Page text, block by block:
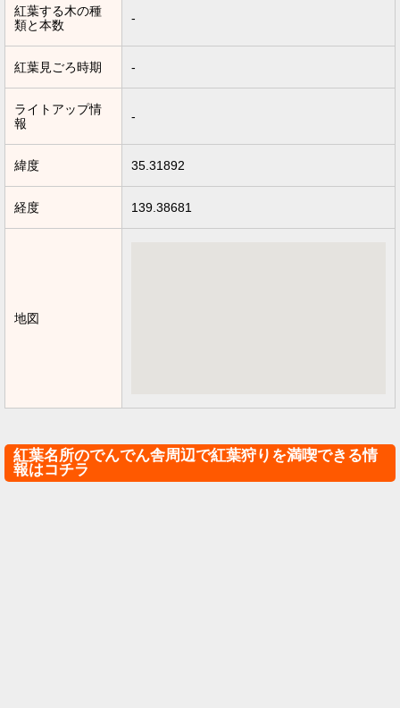
紅葉する木の種
類と本数
-
紅葉見ごろ時期 -
ライトアップ情
報
-
緯度 35.31892
経度 139.38681
地図
紅葉名所のでんでん舎周辺で紅葉狩りを満喫できる情
報はコチラ